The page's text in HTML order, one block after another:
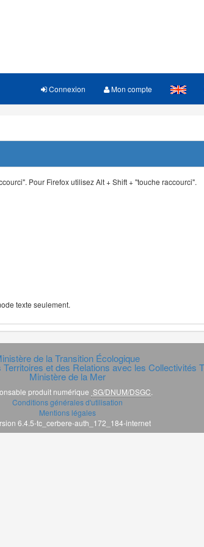
Connexion Mon compte
Pour Firefox utilisez Alt + Shift + "touche raccourci".
texte seulement.
de la Transition Écologique
et des Relations avec les Collectivités
Ministère de la Mer
produit numérique SG/DNUM/DSGC
Conditions générales d'utilisation
Mentions légales
6.4.5-tc_cerbere-auth_172_184-internet